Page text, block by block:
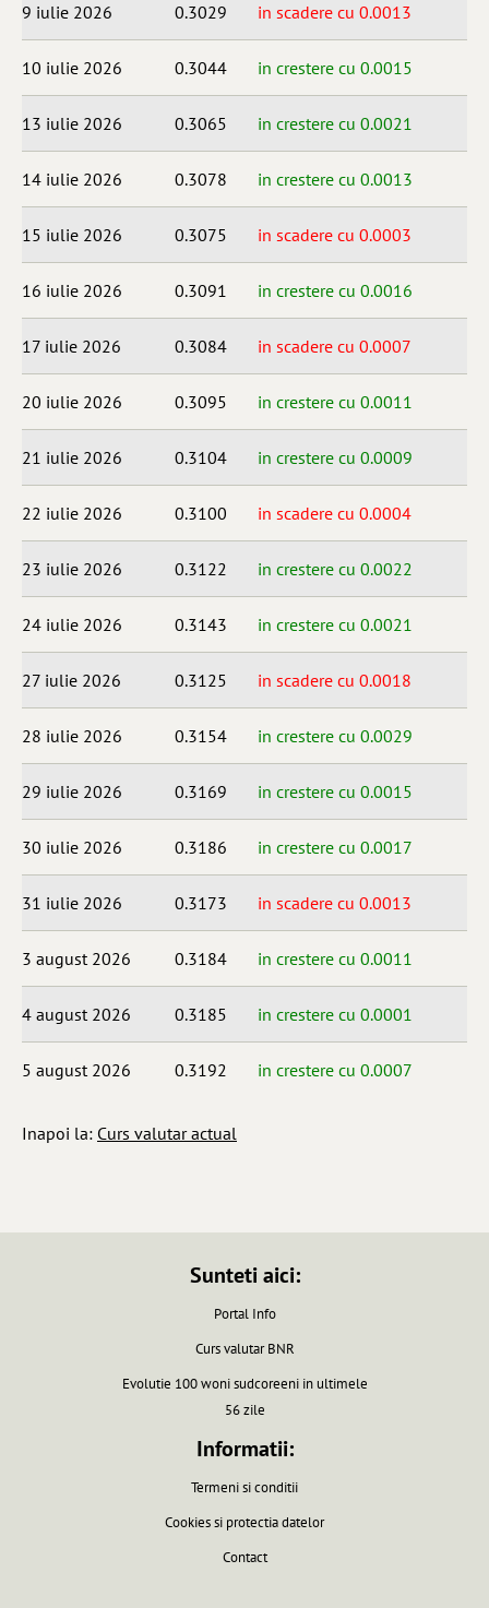
9 iulie 2026 0.3029 in scadere cu 0.0013
10 iulie 2026 0.3044 in crestere cu 0.0015
13 iulie 2026 0.3065 in crestere cu 0.0021
14 iulie 2026 0.3078 in crestere cu 0.0013
15 iulie 2026 0.3075 in scadere cu 0.0003
16 iulie 2026 0.3091 in crestere cu 0.0016
17 iulie 2026 0.3084 in scadere cu 0.0007
20 iulie 2026 0.3095 in crestere cu 0.0011
21 iulie 2026 0.3104 in crestere cu 0.0009
22 iulie 2026 0.3100 in scadere cu 0.0004
23 iulie 2026 0.3122 in crestere cu 0.0022
24 iulie 2026 0.3143 in crestere cu 0.0021
27 iulie 2026 0.3125 in scadere cu 0.0018
28 iulie 2026 0.3154 in crestere cu 0.0029
29 iulie 2026 0.3169 in crestere cu 0.0015
30 iulie 2026 0.3186 in crestere cu 0.0017
31 iulie 2026 0.3173 in scadere cu 0.0013
3 august 2026 0.3184 in crestere cu 0.0011
4 august 2026 0.3185 in crestere cu 0.0001
5 august 2026 0.3192 in crestere cu 0.0007
Inapoi la: Curs valutar actual
Sunteti aici:
Portal Info
Curs valutar BNR
Evolutie 100 woni sudcoreeni in ultimele
56 zile
Informatii:
Termeni si conditii
Cookies si protectia datelor
Contact